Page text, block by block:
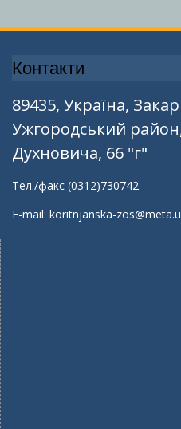
Контакти
89435, Україна,
Ужгородський
Духновича, 66 "г"
Тел./факс (0312)730742
E-mail: koritnjanska-